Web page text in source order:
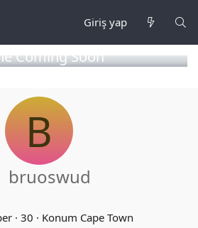
Giriş yap
Coming Soon
B
bruoswud
· 30 · Konum Cape Town